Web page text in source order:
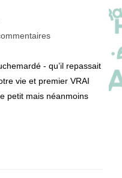
- qu’il repassait
vie et premier VRAI
petit mais néanmoins